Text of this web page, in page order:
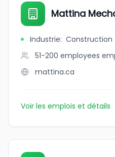
Mattina
Industrie: Construction
51-200 employees
mattina.ca
Voir les emplois et détails